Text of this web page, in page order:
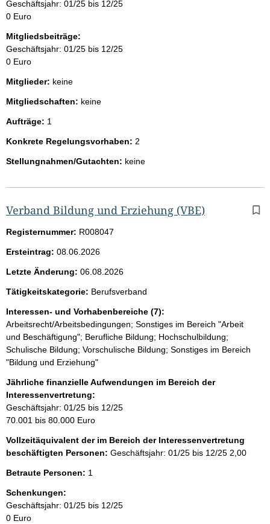
Geschäftsjahr: 01/25 bis 12/25
0 Euro
Mitgliedsbeiträge:
Geschäftsjahr: 01/25 bis 12/25
0 Euro
Mitglieder: keine
Mitgliedschaften: keine
Aufträge: 1
Konkrete Regelungsvorhaben: 2
Stellungnahmen/Gutachten: keine
Verband Bildung und Erziehung (VBE)
Registernummer: R008047
Ersteintrag: 08.06.2026
Letzte Änderung: 06.08.2026
Tätigkeitskategorie: Berufsverband
Interessen- und Vorhabenbereiche (7):
Arbeitsrecht/Arbeitsbedingungen; Sonstiges im Bereich "Arbeit
und Beschäftigung"; Berufliche Bildung; Hochschulbildung;
Schulische Bildung; Vorschulische Bildung; Sonstiges im Bereich
"Bildung und Erziehung"
Jährliche finanzielle Aufwendungen im Bereich der
Interessenvertretung:
Geschäftsjahr: 01/25 bis 12/25
70.001 bis 80.000 Euro
Vollzeitäquivalent der im Bereich der Interessenvertretung
beschäftigten Personen: Geschäftsjahr: 01/25 bis 12/25 2,00
Betraute Personen: 1
Schenkungen:
Geschäftsjahr: 01/25 bis 12/25
0 Euro